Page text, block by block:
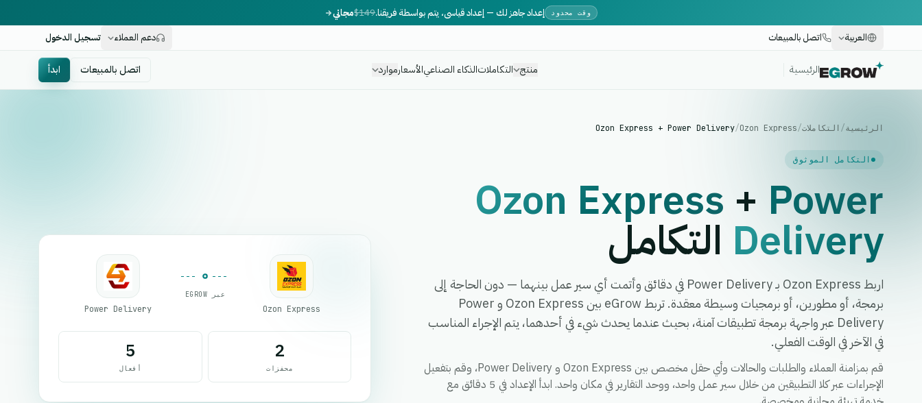
وقت محدود إعداد جاهز لك — إعداد قياسي، يتم بواسطة فريقنا.$149مجاني
العربية
اتصل بالمبيعات دعم العملاء تسجيل الدخول
الرئيسية منتج التكاملاتالذكاء الصناعيالأسعارموارد اتصل بالمبيعات ابدأ
الرئيسية/ التكاملات/
Ozon Express
/
Ozon Express + Power Delivery
التكامل الموثوق
Ozon Express + Power
Delivery التكامل
اربط Ozon Express بـ Power Delivery في دقائق وأتمت أي سير عمل بينهما — دون الحاجة إلى
برمجة، أو مطورين، أو برمجيات وسيطة معقدة. تربط eGrow بين Ozon Express و Power
Delivery عبر واجهة برمجة تطبيقات آمنة، بحيث عندما يحدث شيء في أحدهما، يتم الإجراء المناسب
في الآخر في الوقت الفعلي.
قم بمزامنة العملاء والطلبات والحالات وأي حقل مخصص بين Ozon Express و Power Delivery، وقم بتفعيل
الإجراءات عبر كلا التطبيقين من خلال سير عمل واحد، ووحد التقارير في مكان واحد. ابدأ الإعداد في 5 دقائق مع
Ozon Express
عبر EGROW
Power Delivery
2
محفزات
5
أفعال